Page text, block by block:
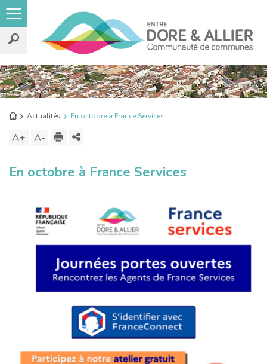
Rechercher
sur
le
site
Retour
l'accueil
Actualités En octobre à France Services
A+ Augmenter
taille
texte
A- Diminuer
taille
texte
Imprimer
contenu
En octobre à France Services